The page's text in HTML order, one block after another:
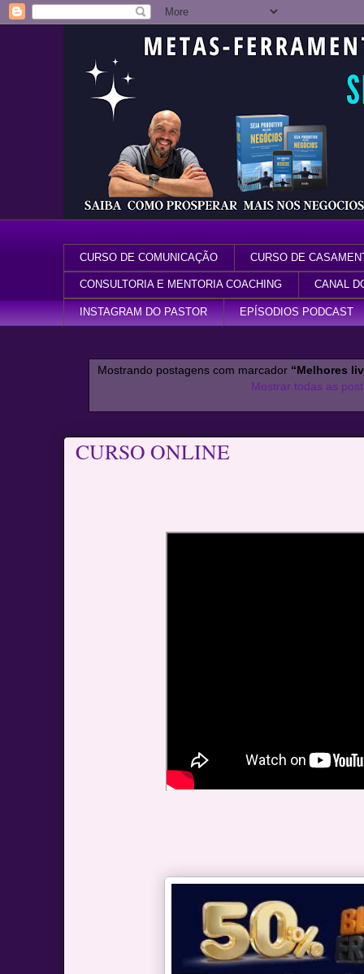
CURSO DE COMUNICAÇÃO CURSO DE
CONSULTORIA E MENTORIA COACHING CANAL
INSTAGRAM DO PASTOR EPÍSODIOS PODCAST
Mostrando postagens com marcador “Melhores
Mostrar todas as
CURSO ONLINE